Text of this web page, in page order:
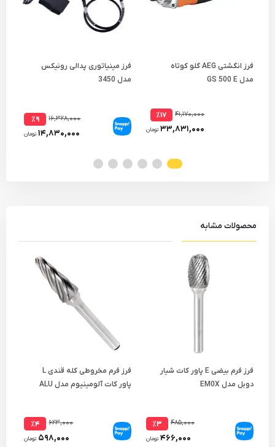
فرز انگشتی AEG گلو کوتاه
مدل GS 500 E
۴۱,۱۷۰,۰۰۰ ٪۱۷
۳۳,۸۳۱,۰۰۰ تومان
فرز مینیاتوری پدالی رونیکس
مدل 3450
۱۶,۳۲۸,۰۰۰ ٪۹
۱۴,۸۳۰,۰۰۰ تومان
محصولات مشابه
فرز فرم بیضی E پاور کات شیار
دوبل مدل EM0X
۴۸۵,۰۰۰ ٪۳
۴۶۶,۰۰۰ تومان
فرز فرم مخروطی کله قندی L
پاور کات آلومینیوم مدل ALU
۶۲۳,۰۰۰ ٪۴
۵۹۸,۰۰۰ تومان